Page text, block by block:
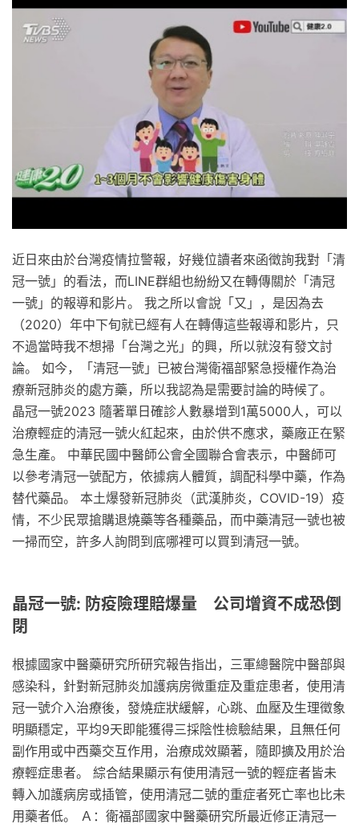
近日來由於台灣疫情拉警報，好幾位讀者來函徵詢我對「清
冠一號」的看法，而LINE群組也紛紛又在轉傳關於「清冠
一號」的報導和影片。 我之所以會說「又」，是因為去
（2020）年中下旬就已經有人在轉傳這些報導和影片，只
不過當時我不想掃「台灣之光」的興，所以就沒有發文討
論。 如今，「清冠一號」已被台灣衛福部緊急授權作為治
療新冠肺炎的處方藥，所以我認為是需要討論的時候了。
晶冠一號2023 隨著單日確診人數暴增到1萬5000人，可以
治療輕症的清冠一號火紅起來，由於供不應求，藥廠正在緊
急生產。 中華民國中醫師公會全國聯合會表示，中醫師可
以參考清冠一號配方，依據病人體質，調配科學中藥，作為
替代藥品。 本土爆發新冠肺炎（武漢肺炎，COVID-19）疫
情，不少民眾搶購退燒藥等各種藥品，而中藥清冠一號也被
一掃而空，許多人詢問到底哪裡可以買到清冠一號。
晶冠一號: 防疫險理賠爆量 公司增資不成恐倒
閉
根據國家中醫藥研究所研究報告指出，三軍總醫院中醫部與
感染科，針對新冠肺炎加護病房微重症及重症患者，使用清
冠一號介入治療後，發燒症狀緩解，心跳、血壓及生理徵象
明顯穩定，平均9天即能獲得三採陰性檢驗結果，且無任何
副作用或中西藥交互作用，治療成效顯著，隨即擴及用於治
療輕症患者。 綜合結果顯示有使用清冠一號的輕症者皆未
轉入加護病房或插管，使用清冠二號的重症者死亡率也比未
用藥者低。 Ａ：衛福部國家中醫藥研究所最近修正清冠一